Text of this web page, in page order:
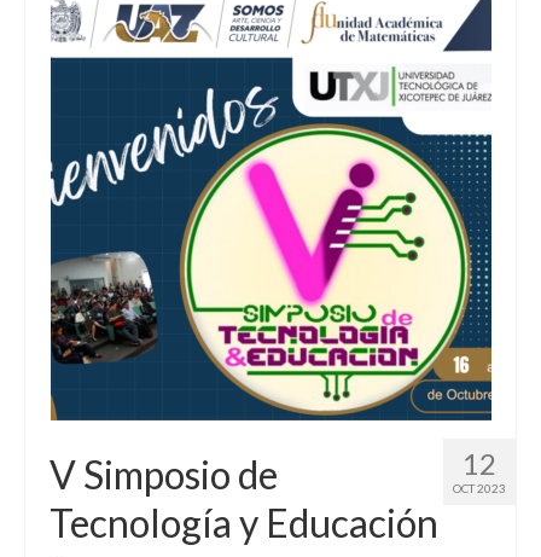
12
OCT 2023
V Simposio de
Tecnología y Educación